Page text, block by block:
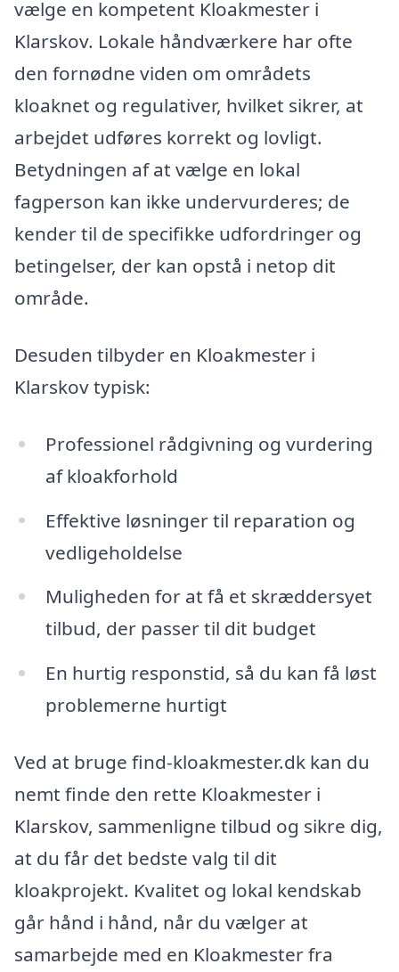
vælge en kompetent Kloakmester i
Klarskov. Lokale håndværkere har ofte
den fornødne viden om områdets
kloaknet og regulativer, hvilket sikrer, at
arbejdet udføres korrekt og lovligt.
Betydningen af at vælge en lokal
fagperson kan ikke undervurderes; de
kender til de specifikke udfordringer og
betingelser, der kan opstå i netop dit
område.
Desuden tilbyder en Kloakmester i
Klarskov typisk:
Professionel rådgivning og vurdering
af kloakforhold
Effektive løsninger til reparation og
vedligeholdelse
Muligheden for at få et skræddersyet
tilbud, der passer til dit budget
En hurtig responstid, så du kan få løst
problemerne hurtigt
Ved at bruge find-kloakmester.dk kan du
nemt finde den rette Kloakmester i
Klarskov, sammenligne tilbud og sikre dig,
at du får det bedste valg til dit
kloakprojekt. Kvalitet og lokal kendskab
går hånd i hånd, når du vælger at
samarbejde med en Kloakmester fra